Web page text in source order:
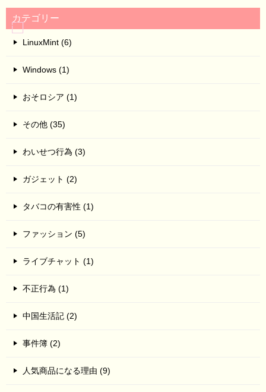
カテゴリー
LinuxMint (6)
Windows (1)
おそロシア (1)
その他 (35)
わいせつ行為 (3)
ガジェット (2)
タバコの有害性 (1)
ファッション (5)
ライブチャット (1)
不正行為 (1)
中国生活記 (2)
事件簿 (2)
人気商品になる理由 (9)